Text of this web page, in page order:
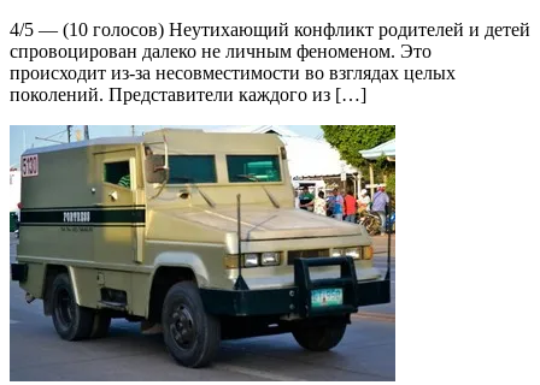
4/5 — (10 голосов) Неутихающий конфликт родителей и детей
спровоцирован далеко не личным феноменом. Это
происходит из-за несовместимости во взглядах целых
поколений. Представители каждого из […]